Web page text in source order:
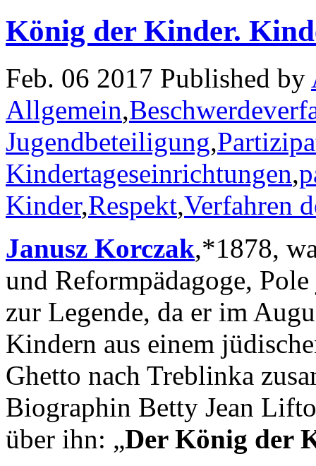
König der Kinder.
Feb. 06 2017 Published by
Allgemein,
Jugendbeteiligung,
Kindertageseinrichtungen,
Kinder,Respekt,Verfahren
Janusz Korczak,*1878,
und Reformpädagoge,
zur Legende, da er im
Kindern aus einem
Ghetto nach Treblinka
Biographin Betty Jean
über ihn: „Der König der